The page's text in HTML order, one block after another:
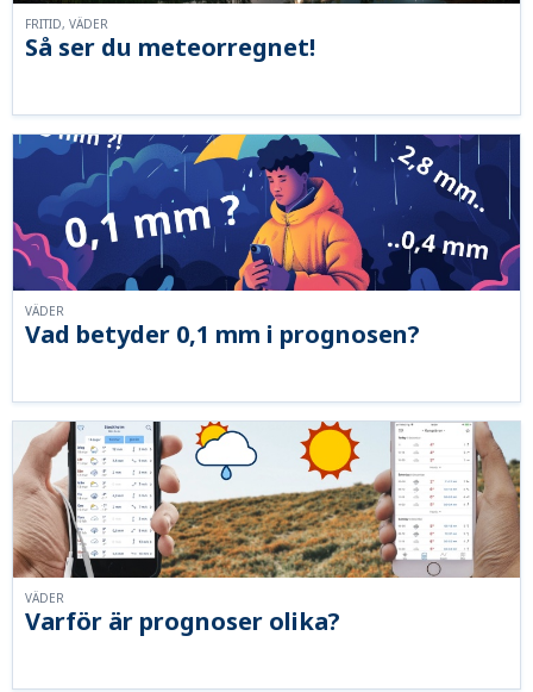
Så ser du meteorregnet!
FRITID, VÄDER
Vad betyder 0,1 mm i prognosen?
VÄDER
Varför är prognoser olika?
VÄDER